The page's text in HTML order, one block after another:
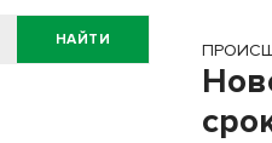
НАЙТИ